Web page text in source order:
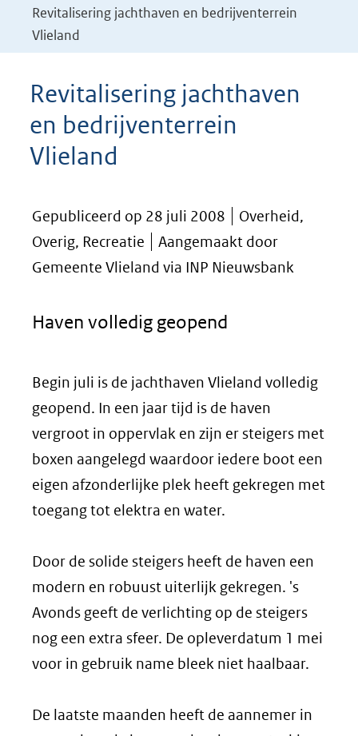
Revitalisering jachthaven en bedrijventerrein
Vlieland
Revitalisering jachthaven
en bedrijventerrein
Vlieland
Gepubliceerd op 28 juli 2008
Overheid,
Overig, Recreatie
Aangemaakt door
Gemeente Vlieland via INP Nieuwsbank
Haven volledig geopend
Begin juli is de jachthaven Vlieland volledig
geopend. In een jaar tijd is de haven
vergroot in oppervlak en zijn er steigers met
boxen aangelegd waardoor iedere boot een
eigen afzonderlijke plek heeft gekregen met
toegang tot elektra en water.
Door de solide steigers heeft de haven een
modern en robuust uiterlijk gekregen. 's
Avonds geeft de verlichting op de steigers
nog een extra sfeer. De opleverdatum 1 mei
voor in gebruik name bleek niet haalbaar.
De laatste maanden heeft de aannemer in